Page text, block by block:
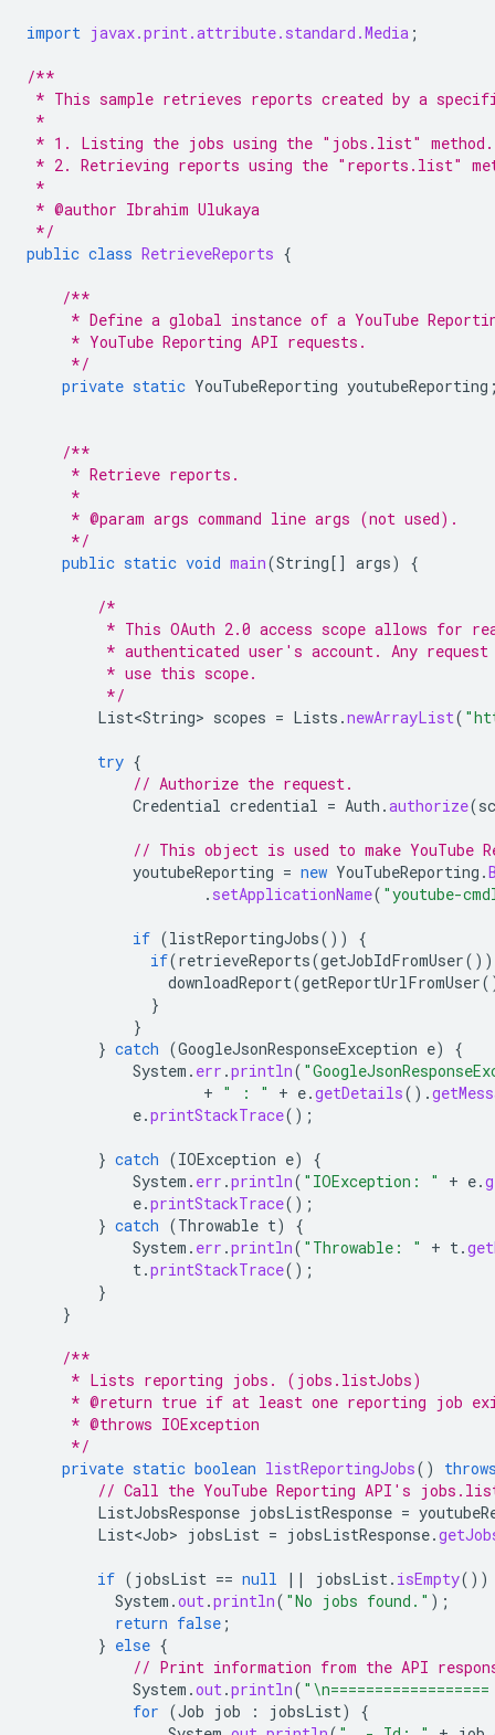
import javax.print.attribute.standard.Media ;
/**
* This sample retrieves reports created by a
*
* 1. Listing the jobs using the "jobs.list" method.
* 2. Retrieving reports using the "reports.list"
*
* @author Ibrahim Ulukaya
*/
public class RetrieveReports {
/**
* Define a global instance of a YouTube
     * YouTube Reporting API requests.
     */
private static YouTubeReporting youtubeReporting
/**
     * Retrieve reports.
     *
     * @param args command line args (not used).
     */
public static void main(String[] args) {
/*
* This OAuth 2.0 access scope allows for
* authenticated user's account. Any
         * use this scope.
         */
List<String> scopes = Lists .newArrayList(
try {
// Authorize the request.
Credential credential = Auth .authorize(
// This object is used to make YouTube
youtubeReporting = new YouTubeReporting .
. setApplicationName( "youtube-
if (listReportingJobs())
{
if(retrieveReports(getJobIdFromUser
downloadReport(getReportUrlFromUser
}
}
} catch (GoogleJsonResponseException e)
{
System . err .println(
+ " : " + e.getDetails().
e.printStackTrace();
} catch (IOException e)
{
System . err .println( "IOException: " + e.
e.printStackTrace();
} catch (Throwable t)
{
System . err .println( "Throwable: " + t.
t.printStackTrace();
}
}
/**
     * Lists reporting jobs. (jobs.listJobs)
* @return true if at least one reporting job
     * @throws IOException
     */
private static boolean listReportingJobs()
// Call the YouTube Reporting API's
ListJobsResponse jobsListResponse =
List<Job> jobsList = jobsListResponse.
if ( jobsList == null || jobsList. isEmpty())
System .out.println( "No jobs found." );
return false ;
} else {
// Print information from the API
System .out.println(
for (Job job : jobsList)
{